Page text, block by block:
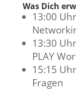
Was Dich
13:00
13:30
PLAY
15:15
Fragen